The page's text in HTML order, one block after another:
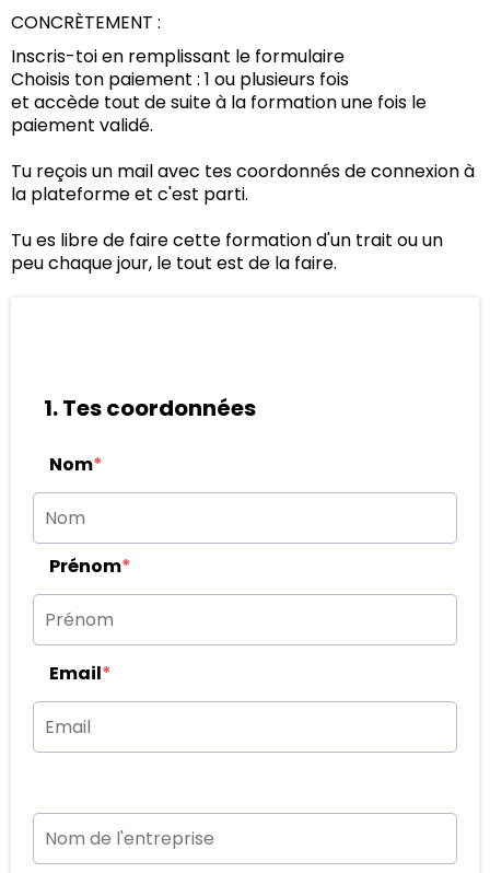
CONCRÈTEMENT :
Inscris-toi en remplissant le formulaire
Choisis ton paiement : 1 ou plusieurs fois
et accède tout de suite à la formation une fois le
paiement validé.
Tu reçois un mail avec tes coordonnés de connexion à
la plateforme et c'est parti.
Tu es libre de faire cette formation d'un trait ou un
peu chaque jour, le tout est de la faire.
1. Tes coordonnées
Nom*
Prénom*
Email*